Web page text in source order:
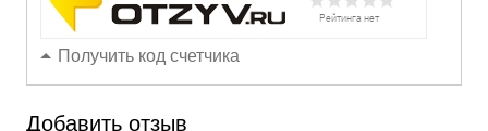
Получить код счетчика
Добавить отзыв